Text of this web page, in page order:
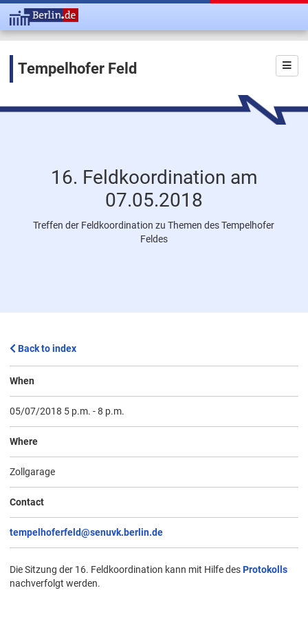
Tempelhofer Feld
16. Feldkoordination am
07.05.2018
Treffen der Feldkoordination zu Themen des Tempelhofer
Feldes
Back to index
When
05/07/2018 5 p.m. -8 p.m.
Where
Zollgarage
Contact
tempelhoferfeld@senuvk.berlin.de
Die Sitzung der 16. Feldkoordination kann mit Hilfe desProtokolls
nachverfolgt werden.